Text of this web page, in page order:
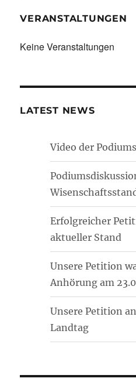
VERANSTALTUNGEN
Keine Veranstaltungen
LATEST NEWS
Video der
Erfolgreicher
aktueller Stand
Unsere Petition
Anhörung am
Unsere Petition
Landtag